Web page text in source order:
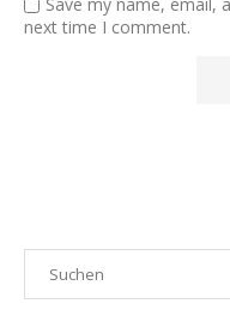
next time I comment.